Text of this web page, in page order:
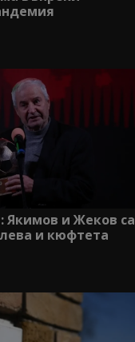
Якимов и Жеков са
и кюфтета